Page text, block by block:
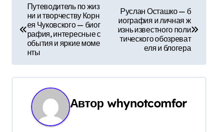
и
г
Путеводитель по жиз
ни и творчеству Корн
ея Чуковского — биог
рафия, интересные с
обытия и яркие моме
нты
Руслан Осташко — б
иография и личная ж
изнь известного поли
тического обозреват
еля и блогера
Автор whynotcomfor